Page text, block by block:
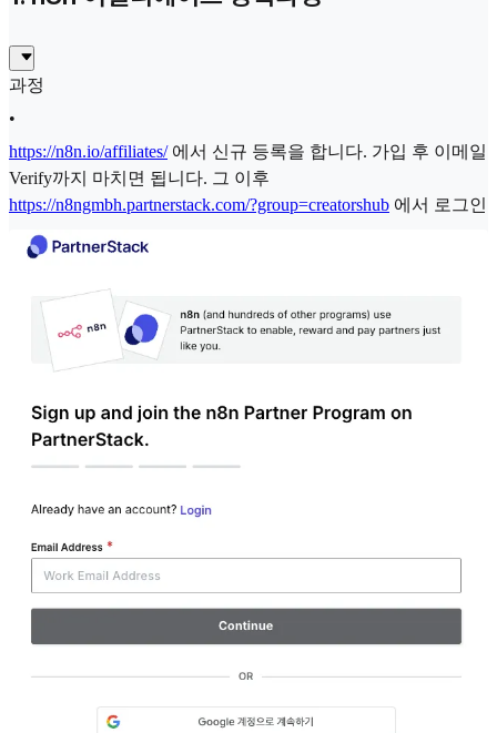
과정
•
https://n8n.io/affiliates/에서 신규 등록을 합니다. 가입 후 이메일
Verify까지 마치면 됩니다. 그 이후
https://n8ngmbh.partnerstack.com/?group=creatorshub 에서 로그인